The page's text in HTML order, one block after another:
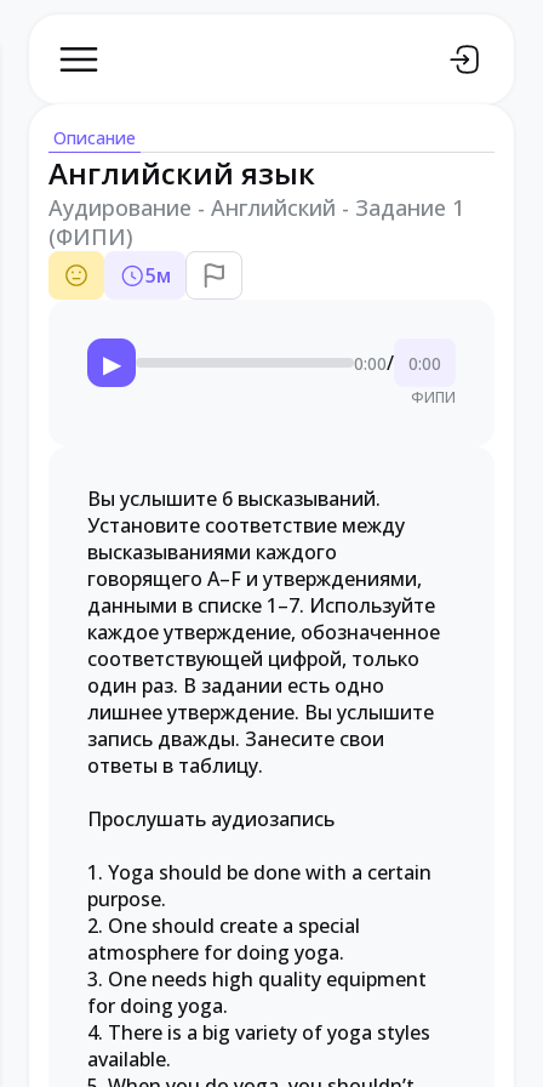
Описание
Английский язык
Аудирование - Английский - Задание 1
(ФИПИ)
5м
▶ 0:00/ 0:00
ФИПИ
Вы услышите 6 высказываний.
Установите соответствие между
высказываниями каждого
говорящего A–F и утверждениями,
данными в списке 1–7. Используйте
каждое утверждение, обозначенное
соответствующей цифрой, только
один раз. В задании есть одно
лишнее утверждение. Вы услышите
запись дважды. Занесите свои
ответы в таблицу.
Прослушать аудиозапись
1. Yoga should be done with a certain
purpose.
2. One should create a special
atmosphere for doing yoga.
3. One needs high quality equipment
for doing yoga.
4. There is a big variety of yoga styles
available.